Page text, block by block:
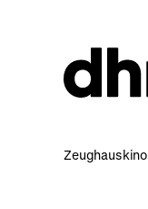
Zeughauskino